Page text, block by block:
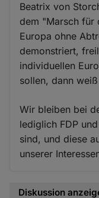
Beatrix von
dem "Marsch für
Europa ohne
demonstriert,
individuellen
sollen, dann
Wir bleiben bei
lediglich FDP
sind, und diese
unserer
Diskussion